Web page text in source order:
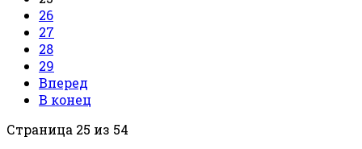
26
27
28
29
Вперед
В конец
Страница 25 из 54